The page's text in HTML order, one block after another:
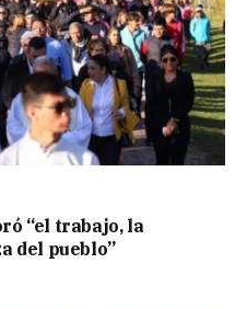
“el trabajo, la
del pueblo”